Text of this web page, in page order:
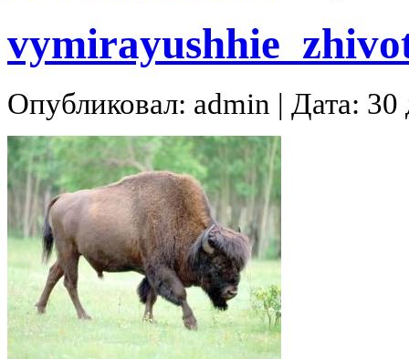
Опубликовал: admin | Дата: 30